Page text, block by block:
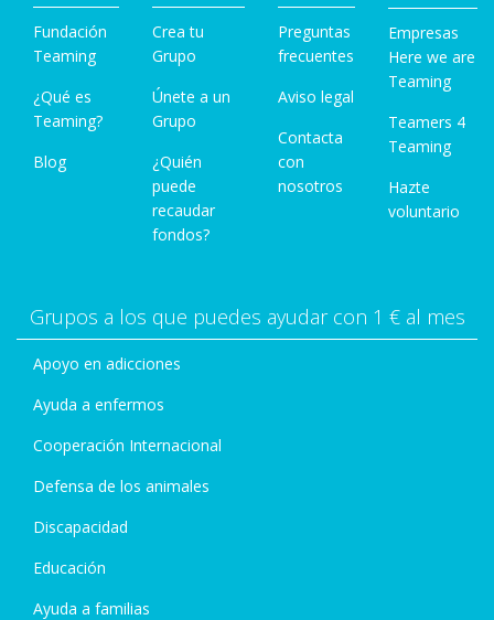
Fundación
Teaming
¿Qué es
Teaming?
Blog
Crea tu
Grupo
Únete a un
Grupo
¿Quién
puede
recaudar
fondos?
Preguntas
frecuentes
Aviso legal
Contacta
con
nosotros
Empresas
Here we are
Teaming
Teamers 4
Teaming
Hazte
voluntario
Grupos a los que puedes ayudar con 1 € al mes
Apoyo en adicciones
Ayuda a enfermos
Cooperación Internacional
Defensa de los animales
Discapacidad
Educación
Ayuda a familias